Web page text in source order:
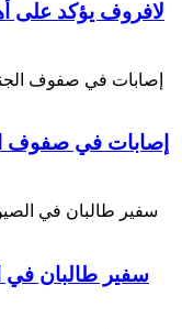
لافروف يؤكد على
إصابات في صفوف
سفير طالبان في